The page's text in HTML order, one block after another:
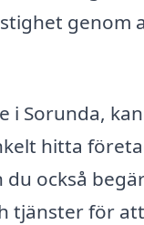
genom
i Sorunda,
hitta
också
tjänster för